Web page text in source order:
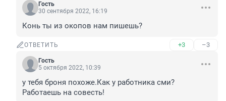
Гость
30 сентября 2022, 16:19
Конь ты из окопов нам пишешь?
ОТВЕТИТЬ +3 –3
Гость
5 октября 2022, 10:39
у тебя броня похоже.Как у работника сми?
Работаешь на совесть!